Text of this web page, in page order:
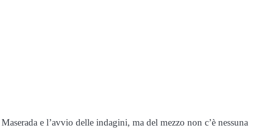
e l’avvio delle indagini, ma del mezzo non c’è nessuna